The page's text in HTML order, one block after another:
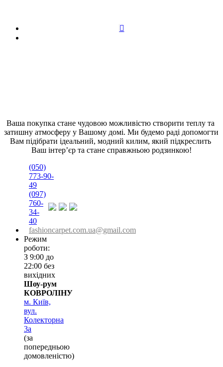
Ваша покупка стане чудовою можливістю створити теплу та
затишну атмосферу у Вашому домі. Ми будемо раді допомогти
Вам підібрати ідеальний, модний килим, який підкреслить
Ваш інтер’єр та стане справжньою родзинкою!
(050)
773-90-
49
(097)
760-
34-
40
fashioncarpet.com.ua@gmail.com
Режим
роботи:
З 9:00 до
22:00 без
вихідних
Шоу-рум
КОВРОЛІНУ
м. Київ,
вул.
Колекторна
3а
(за
попередньою
домовленістю)